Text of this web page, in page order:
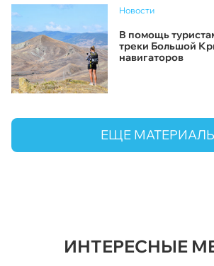
Новости
В помощь
треки Большой
навигаторов
ЕЩЕ
ИНТЕРЕСНЫЕ